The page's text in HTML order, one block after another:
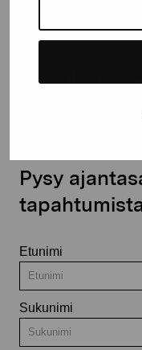
Pysy
Etunimi
Sukunimi